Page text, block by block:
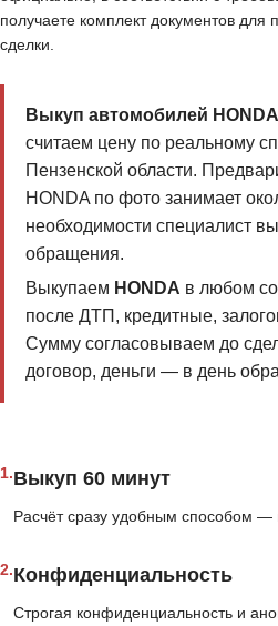
получаете комплект документов для
сделки.
Выкуп автомобилей
считаем цену по реальному
Пензенской области.
HONDA по фото занимает
необходимости специалист
обращения.
Выкупаем HONDA в любом
после ДТП, кредитные,
Сумму согласовываем до
договор, деньги — в день
1.Выкуп 60 минут
Расчёт сразу удобным способом
2.Конфиденциальность
Строгая конфиденциальность и